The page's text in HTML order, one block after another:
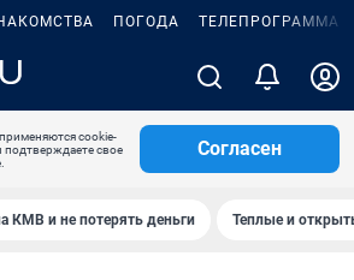
ПОГОДА ТЕЛЕПРОГРАММА
cookie-
подтверждаете свое
Согласен
КМВ и не потерять деньги Теплые и